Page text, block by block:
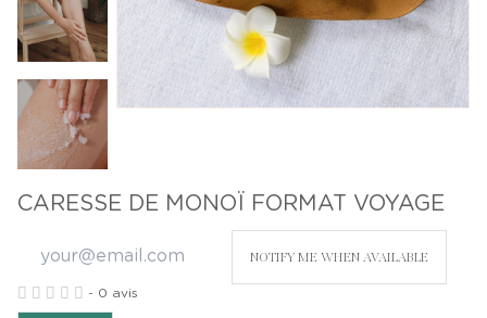
CARESSE DE MONOÏ FORMAT VOYAGE
NOTIFY ME WHEN AVAILABLE
- 0 avis